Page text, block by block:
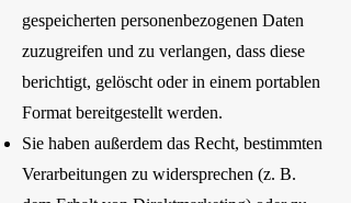
gespeicherten personenbezogenen Daten
zuzugreifen und zu verlangen, dass diese
berichtigt, gelöscht oder in einem portablen
Format bereitgestellt werden.
Sie haben außerdem das Recht, bestimmten
Verarbeitungen zu widersprechen (z. B.